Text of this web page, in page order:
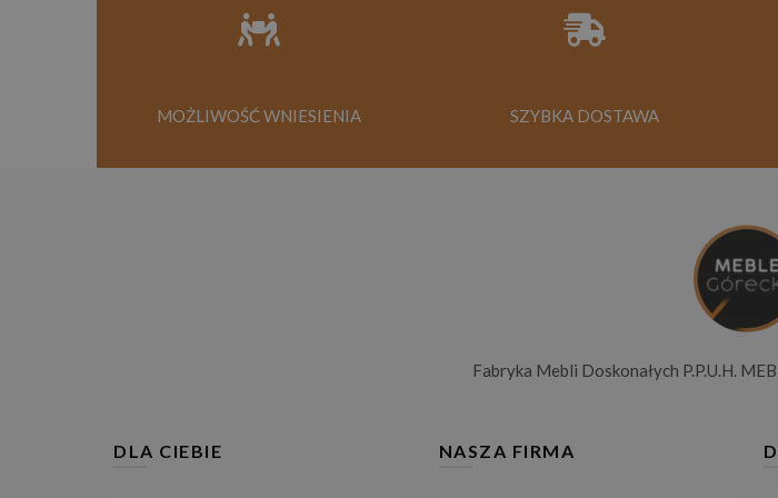
MOŻLIWOŚĆ WNIESIENIA SZYBKA DOSTAWA
Fabryka Mebli Doskonałych P.P.U.H.
DLA CIEBIE NASZA FIRMA